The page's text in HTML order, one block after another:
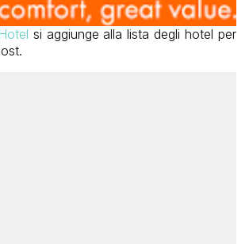
si aggiunge alla lista degli hotel per